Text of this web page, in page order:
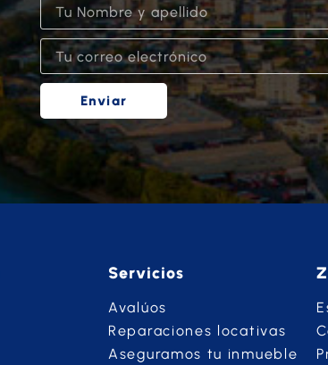
Enviar
Servicios
Avalúos
Reparaciones locativas
Aseguramos tu inmueble